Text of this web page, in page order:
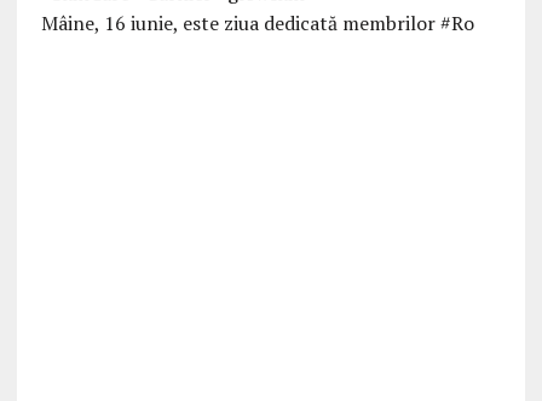
Mâine, 16 iunie, este ziua dedicată membrilor #Ro